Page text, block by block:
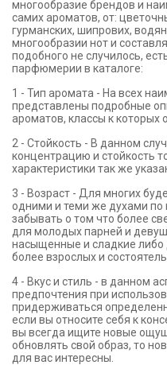
многообразие брендов и
самих ароматов, от:
гурманских, шипрових,
многообразии нот и
подобного не случилось,
парфюмерии в каталоге:
1 - Тип аромата - На всех
представлены подробные
ароматов, классы к которых
2 - Стойкость - В данном
концентрацию и стойкость
характеристики так же
3 - Возраст - Для многих
одними и теми же духами по
забывать о том что более
для молодых парней и
насыщенные и сладкие либо
более взрослых и
4 - Вкус и стиль - в данном
предпочтения при
придерживаться
если вы относите себя к
вы всегда ищите новые
обновлять свой образ, то
для вас интересны.